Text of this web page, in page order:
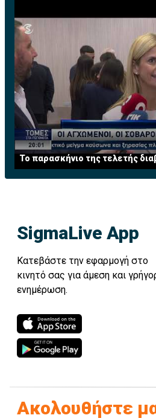
Το παρασκήνιο της τελετής
SigmaLive App
Κατεβάστε την εφαρμογή στο
κινητό σας για άμεση και
ενημέρωση.
Ακολουθήστε